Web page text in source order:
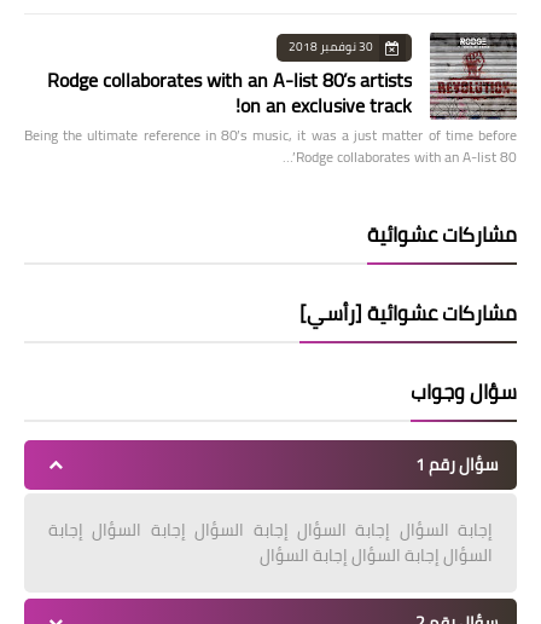
30 نوفمبر 2018
Rodge collaborates with an A-list 80’s artists
on an exclusive track!
Being the ultimate reference in 80’s music, it was a just matter of time before
Rodge collaborates with an A-list 80’…
مشاركات عشوائية
مشاركات عشوائية [رأسي]
سؤال وجواب
سؤال رقم 1
إجابة السؤال إجابة السؤال إجابة السؤال إجابة السؤال إجابة
السؤال إجابة السؤال إجابة السؤال